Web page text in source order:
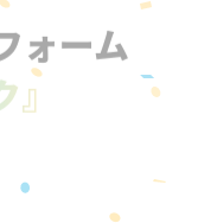
ォーム
』